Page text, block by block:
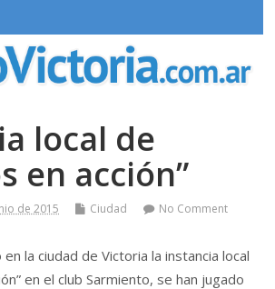
local de
en acción”
de 2015 Ciudad No Comment
la ciudad de Victoria la instancia local
en el club Sarmiento, se han jugado